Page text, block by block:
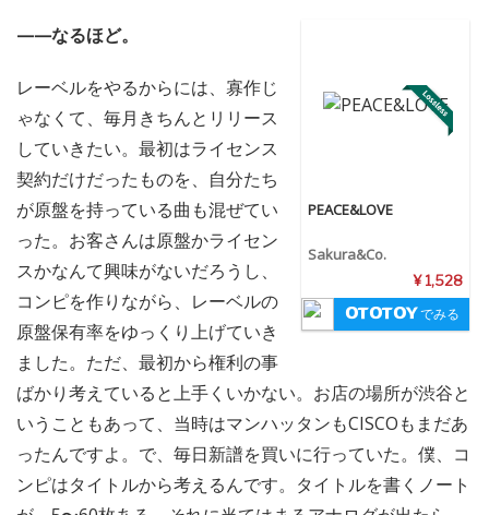
PEACE&LOVE
Sakura&Co.
¥ 1,528
でみる
——なるほど。
レーベルをやるからには、寡作じ
ゃなくて、毎月きちんとリリース
していきたい。最初はライセンス
契約だけだったものを、自分たち
が原盤を持っている曲も混ぜてい
った。お客さんは原盤かライセン
スかなんて興味がないだろうし、
コンピを作りながら、レーベルの
原盤保有率をゆっくり上げていき
ました。ただ、最初から権利の事
ばかり考えていると上手くいかない。お店の場所が渋谷と
いうこともあって、当時はマンハッタンもCISCOもまだあ
ったんですよ。で、毎日新譜を買いに行っていた。僕、コ
ンピはタイトルから考えるんです。タイトルを書くノート